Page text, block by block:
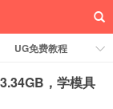
UG免费教程
战营
，学模具